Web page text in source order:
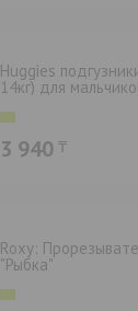
Huggies
14кг) для
3 940 ₸
Roxy:
"Рыбка"